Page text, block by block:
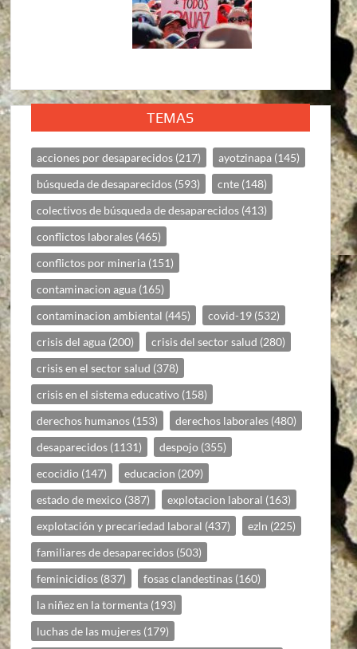
TEMAS
acciones por desaparecidos (217) ayotzinapa (145)
búsqueda de desaparecidos (593) cnte (148)
colectivos de búsqueda de desaparecidos (413)
conflictos laborales (465)
conflictos por mineria (151)
contaminacion agua (165)
contaminacion ambiental (445) covid-19 (532)
crisis del agua (200) crisis del sector salud (280)
crisis en el sector salud (378)
crisis en el sistema educativo (158)
derechos humanos (153) derechos laborales (480)
desaparecidos (1131) despojo (355)
ecocidio (147) educacion (209)
estado de mexico (387) explotacion laboral (163)
explotación y precariedad laboral (437) ezln (225)
familiares de desaparecidos (503)
feminicidios (837) fosas clandestinas (160)
la niñez en la tormenta (193)
luchas de las mujeres (179)